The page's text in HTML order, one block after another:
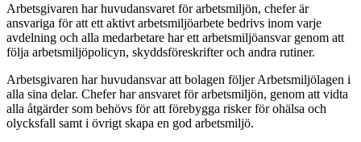
Arbetsgivaren har huvudansvaret för arbetsmiljön, chefer är
ansvariga för att ett aktivt arbetsmiljöarbete bedrivs inom varje
avdelning och alla medarbetare har ett arbetsmiljöansvar genom att
följa arbetsmiljöpolicyn, skyddsföreskrifter och andra rutiner.
Arbetsgivaren har huvudansvar att bolagen följer Arbetsmiljölagen i
alla sina delar. Chefer har ansvaret för arbetsmiljön, genom att vidta
alla åtgärder som behövs för att förebygga risker för ohälsa och
olycksfall samt i övrigt skapa en god arbetsmiljö.